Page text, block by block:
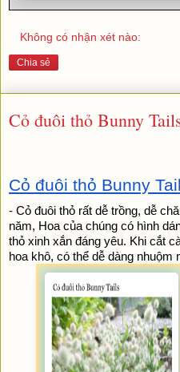
Không có nhận xét nào:
Chia sẻ
Cỏ đuôi thỏ Bunny
Cỏ đuôi thỏ Bunny
- Cỏ đuôi thỏ rất dễ trồng, dễ
năm, Hoa của chúng có hình
thỏ xinh xắn đáng yêu. Khi cắt
hoa khô, có thể dễ dàng nhuộm